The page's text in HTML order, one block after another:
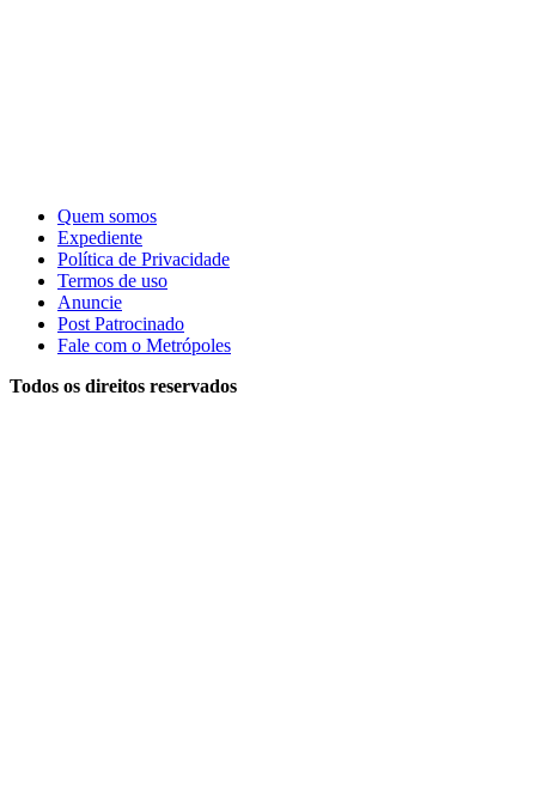
Quem somos
Expediente
Política de Privacidade
Termos de uso
Anuncie
Post Patrocinado
Fale com o Metrópoles
Todos os direitos reservados